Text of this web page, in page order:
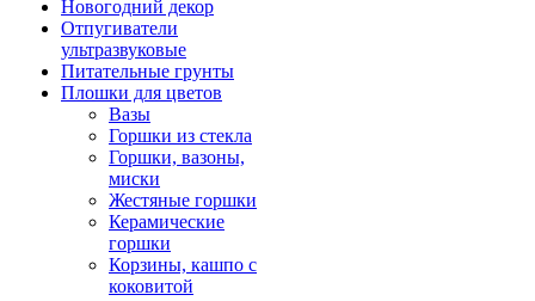
Новогодний декор
Отпугиватели
ультразвуковые
Питательные грунты
Плошки для цветов
Вазы
Горшки из стекла
Горшки, вазоны,
миски
Жестяные горшки
Керамические
горшки
Корзины, кашпо с
коковитой